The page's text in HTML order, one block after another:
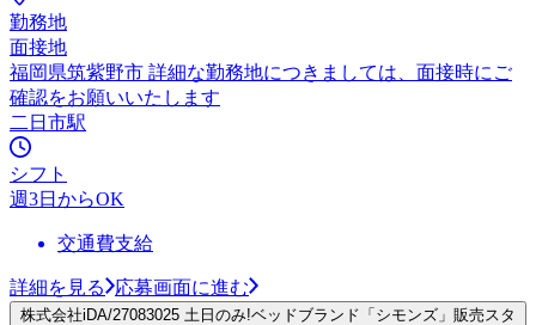
勤務地
面接地
福岡県筑紫野市 詳細な勤務地につきましては、面接時にご
確認をお願いいたします
二日市駅
シフト
週3日からOK
交通費支給
詳細を見る 応募画面に進む
株式会社iDA/27083025 土日のみ!ベッドブランド「シモンズ」販売スタ